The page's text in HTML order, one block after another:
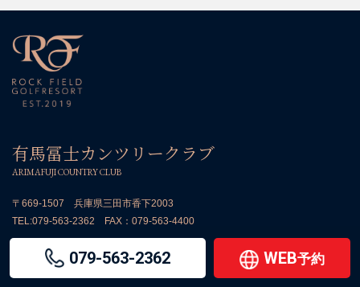
079-563-2362 WEB予約
有馬冨士カンツリークラブ
ARIMAFUJI COUNTRY CLUB
〒669-1507 兵庫県三田市香下2003
TEL:079-563-2362 FAX：079-563-4400